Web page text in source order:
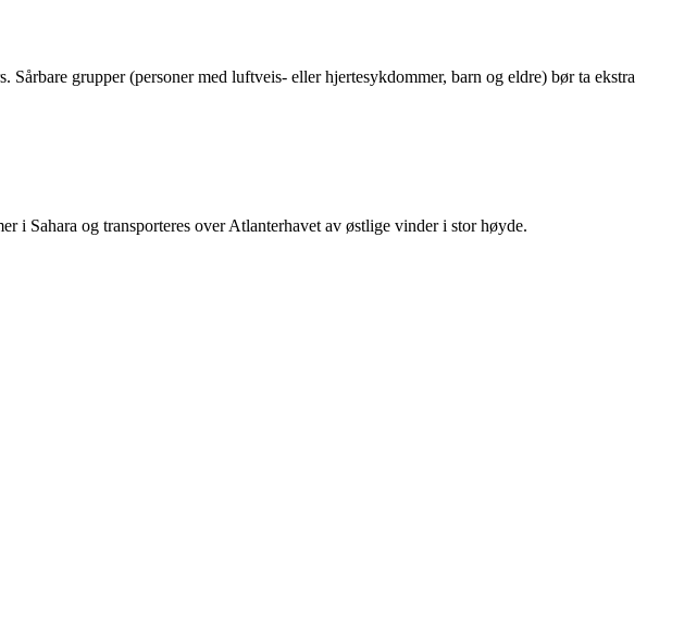
grupper (personer med luftveis- eller hjertesykdommer, barn og eldre) bør ta ekstra
i Sahara og transporteres over Atlanterhavet av østlige vinder i stor høyde.